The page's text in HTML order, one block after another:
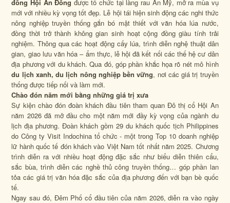
đồng Hội An Đông được tổ chức tại làng rau An Mỹ, mở ra mùa vụ
mới với nhiều kỳ vọng tốt đẹp. Lễ hội tái hiện sinh động các nghi thức
nông nghiệp truyền thống gắn bó mật thiết với văn hóa lúa nước,
đồng thời trở thành không gian sinh hoạt cộng đồng giàu tính trải
nghiệm. Thông qua các hoạt động cấy lúa, trình diễn nghệ thuật dân
gian, giao lưu văn hóa – ẩm thực, lễ hội đã kết nối các thế hệ cư dân
địa phương với du khách. Qua đó, góp phần khắc họa rõ nét mô hình
du lịch xanh, du lịch nông nghiệp bền vững, nơi các giá trị truyền
thống được tiếp nối và làm mới.
Chào đón năm mới bằng những giá trị xưa
Sự kiện chào đón đoàn khách đầu tiên tham quan Đô thị cổ Hội An
năm 2026 đã mở đầu cho một năm mới đầy kỳ vọng của ngành du
lịch địa phương. Đoàn khách gồm 29 du khách quốc tịch Philippines
do Công ty Visit Indochina tổ chức - một trong Top 10 doanh nghiệp
lữ hành quốc tế đón khách vào Việt Nam tốt nhất năm 2025. Chương
trình diễn ra với nhiều hoạt động đặc sắc như biểu diễn thiên cẩu,
sắc bùa, trình diễn các nghề thủ công truyền thống… góp phần lan
tỏa các giá trị văn hóa đặc sắc của địa phương đến với bạn bè quốc
tế.
Ngay sau đó, Đêm Phố cổ đầu tiên của năm 2026, diễn ra vào ngày